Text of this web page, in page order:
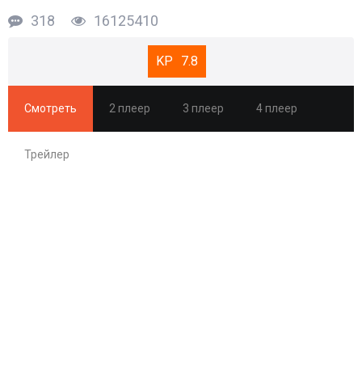
318 16125410
7.8
Смотреть 2 плеер 3 плеер 4 плеер
Трейлер